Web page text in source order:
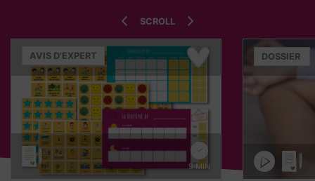
SCROLL
AVIS D'EXPERT
9 MIN
DOSSIER